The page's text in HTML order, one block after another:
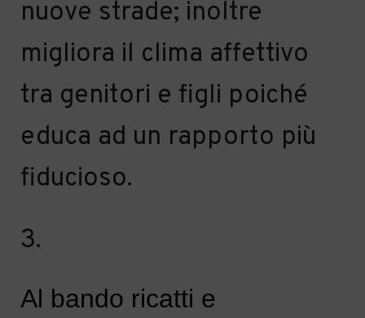
nuove strade; inoltre
migliora il clima affettivo
tra genitori e figli poiché
educa ad un rapporto più
fiducioso.
3.
Al bando ricatti e